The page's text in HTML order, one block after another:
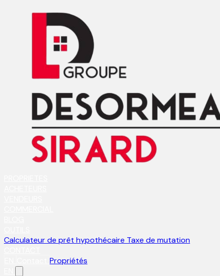
Calculateur de prêt hypothécaire Taxe de mutation
Propriétés